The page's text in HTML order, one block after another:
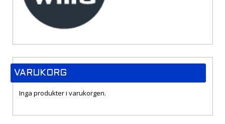
VARUKORG
Inga produkter i varukorgen.